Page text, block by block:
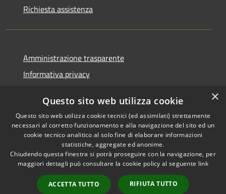
Richiesta assistenza
Amministrazione trasparente
Informativa privacy
Dichiarazione di accessibilità
RSS
Accessibilità
Copyright © 2026 • Comune di
Casola in Lunigiana • Powered
byMunicipium
Accesso
×
Questo sito web utilizza cookie
Questo sito web utilizza cookie tecnici (ed assimilati) strettamente
necessari al corretto funzionamento e alla navigazione del sito ed un
cookie tecnico analitico al solo fine di elaborare informazioni
statistiche, aggregate ed anonime.
Chiudendo questa finestra si potrà proseguire con la navigazione, per
maggiori dettagli può consultare la cookie policy al seguente link
ACCETTA TUTTO RIFIUTA TUTTO